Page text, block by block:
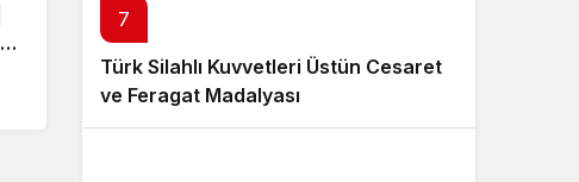
7
Türk Silahlı Kuvvetleri Üstün Cesaret
ve Feragat Madalyası